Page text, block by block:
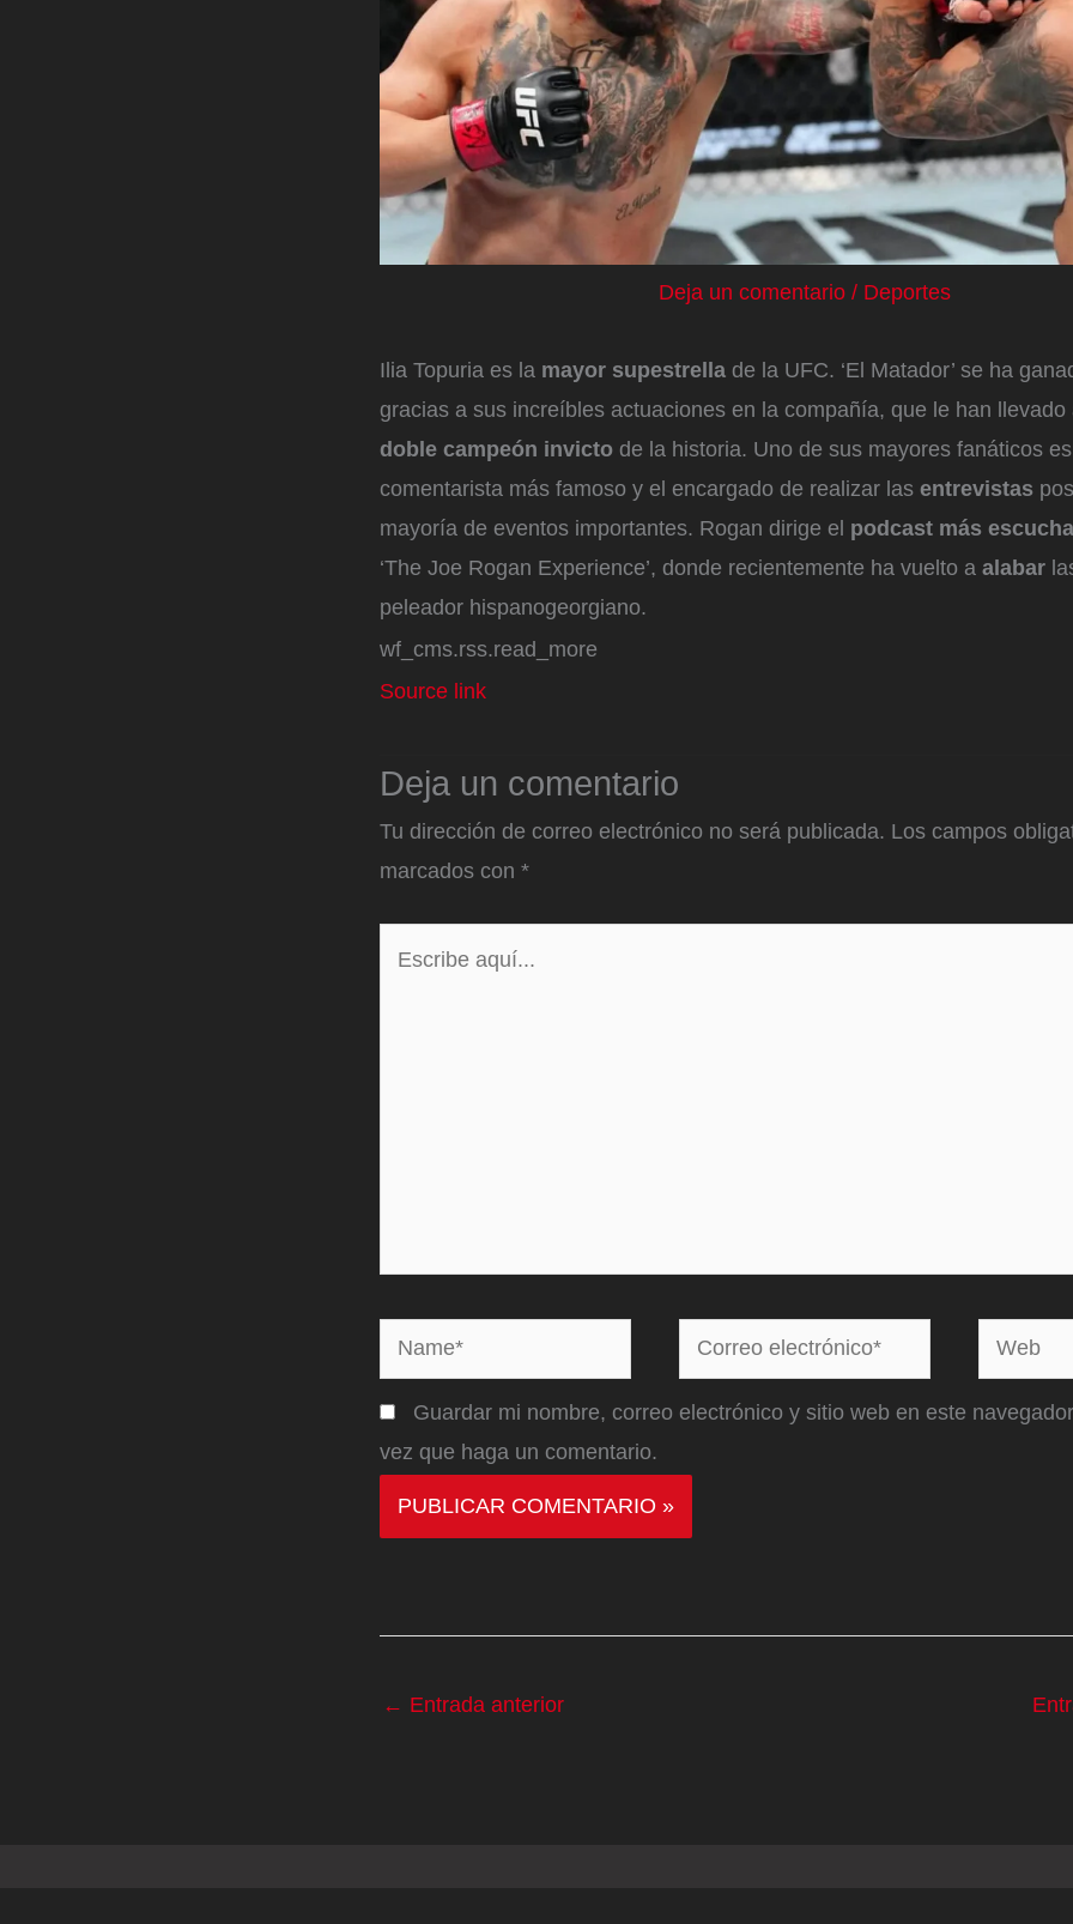
Deja un comentario / Deportes
Ilia Topuria es la mayor supestrella de la UFC. ‘El Matador’ se ha
gracias a sus increíbles actuaciones en la compañía, que le han llevado
doble campeón invicto de la historia. Uno de sus mayores fanáticos es
comentarista más famoso y el encargado de realizar las entrevistas
mayoría de eventos importantes. Rogan dirige el podcast más
‘The Joe Rogan Experience’, donde recientemente ha vuelto a alabar
peleador hispanogeorgiano.
wf_cms.rss.read_more
Source link
Deja un comentario
Tu dirección de correo electrónico no será publicada. Los campos
marcados con *
Name*
Correo
electrónico*
Web
Guardar mi nombre, correo electrónico y sitio web en este
vez que haga un comentario.
← Entrada anterior